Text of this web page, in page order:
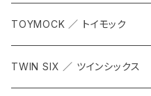
TOYMOCK ／ トイモック
TWIN SIX ／ ツインシックス